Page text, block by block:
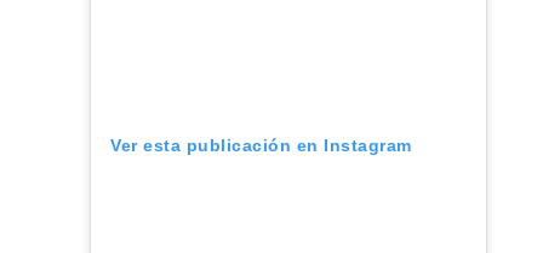
Ver esta publicación en Instagram